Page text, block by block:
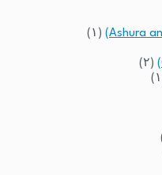
(۱)
(۲)